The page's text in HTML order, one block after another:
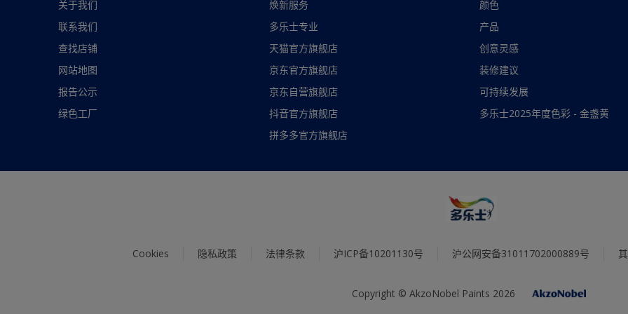
关于我们
联系我们
查找店铺
网站地图
报告公示
绿色工厂
焕新服务
多乐士专业
天猫官方旗舰店
京东官方旗舰店
京东自营旗舰店
抖音官方旗舰店
拼多多官方旗舰店
颜色
产品
创意灵感
装修建议
可持续发展
多乐士2025年度色彩 - 金盏黄
Cookies 隐私政策 法律条款 沪ICP备10201130号 沪公网安备31011702000889号
Copyright © AkzoNobel Paints 2026